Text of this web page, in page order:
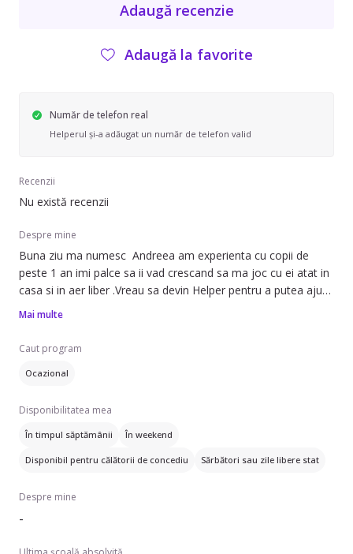
Adaugă recenzie
Adaugă la favorite
Număr de telefon real
Helperul și-a adăugat un număr de telefon valid
Recenzii
Nu există recenzii
Despre mine
Buna ziu ma numesc Andreea am experienta cu copii de
peste 1 an imi palce sa ii vad crescand sa ma joc cu ei atat in
casa si in aer liber .Vreau sa devin Helper pentru a putea ajuta
familiile care sunt foarte ocupate din cauza locului de muna si
incepem o colaborare frumoasa si de lunga durata .Atat
Dumneavoastra cat si copilul veti fii multumiti de mine .Va
urez o zi buna!
Mai multe
Caut program
Ocazional
Disponibilitatea mea
În timpul săptămânii În weekend
Disponibil pentru călătorii de concediu Sărbători sau zile libere stat
Despre mine
-